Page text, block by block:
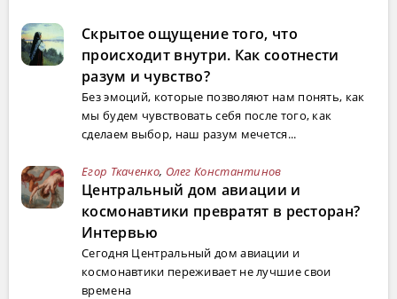
Скрытое ощущение того, что
происходит внутри. Как соотнести
разум и чувство?
Без эмоций, которые позволяют нам понять, как
мы будем чувствовать себя после того, как
сделаем выбор, наш разум мечется...
Егор Ткаченко, Олег Константинов
Центральный дом авиации и
космонавтики превратят в ресторан?
Интервью
Сегодня Центральный дом авиации и
космонавтики переживает не лучшие свои
времена